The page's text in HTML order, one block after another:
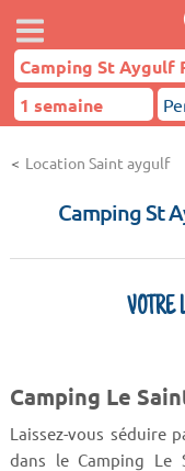
Location Saint aygulf
Camping St
VOTRE
Camping Le
Laissez-vous séduire
dans le Camping Le